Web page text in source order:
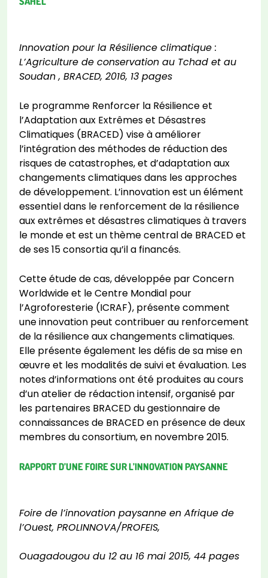
Innovation pour la Résilience climatique :
L’Agriculture de conservation au Tchad et au
Soudan , BRACED, 2016, 13 pages
Le programme Renforcer la Résilience et
l’Adaptation aux Extrêmes et Désastres
Climatiques (BRACED) vise à améliorer
l’intégration des méthodes de réduction des
risques de catastrophes, et d’adaptation aux
changements climatiques dans les approches
de développement. L’innovation est un élément
essentiel dans le renforcement de la résilience
aux extrêmes et désastres climatiques à travers
le monde et est un thème central de BRACED et
de ses 15 consortia qu’il a financés.
Cette étude de cas, développée par Concern
Worldwide et le Centre Mondial pour
l’Agroforesterie (ICRAF), présente comment
une innovation peut contribuer au renforcement
de la résilience aux changements climatiques.
Elle présente également les défis de sa mise en
œuvre et les modalités de suivi et évaluation. Les
notes d’informations ont été produites au cours
d’un atelier de rédaction intensif, organisé par
les partenaires BRACED du gestionnaire de
connaissances de BRACED en présence de deux
membres du consortium, en novembre 2015.
RAPPORT D’UNE FOIRE SUR L’INNOVATION PAYSANNE
Foire de l’innovation paysanne en Afrique de
l’Ouest, PROLINNOVA/PROFEIS,
Ouagadougou du 12 au 16 mai 2015, 44 pages